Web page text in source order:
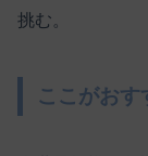
挑む。
ここがおす